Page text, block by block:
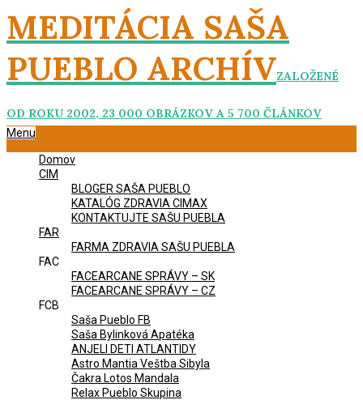
Skip
to
content
MEDITÁCIA SAŠA
PUEBLO ARCHÍVZALOŽENÉ
OD ROKU 2002, 23 000 OBRÁZKOV A 5 700 ČLÁNKOV
Primary
Menu
Domov
CIM
BLOGER SAŠA PUEBLO
KATALÓG ZDRAVIA CIMAX
KONTAKTUJTE SAŠU PUEBLA
FAR
FARMA ZDRAVIA SAŠU PUEBLA
FAC
FACEARCANE SPRÁVY – SK
FACEARCANE SPRÁVY – CZ
FCB
Saša Pueblo FB
Saša Bylinková Apatéka
ANJELI DETI ATLANTIDY
Astro Mantia Veštba Sibyla
Čakra Lotos Mandala
Relax Pueblo Skupina